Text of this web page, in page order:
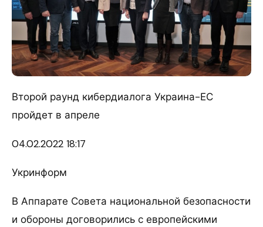
Второй раунд кибердиалога Украина-ЕС
пройдет в апреле
04.02.2022 18:17
Укринформ
В Аппарате Совета национальной безопасности
и обороны договорились с европейскими